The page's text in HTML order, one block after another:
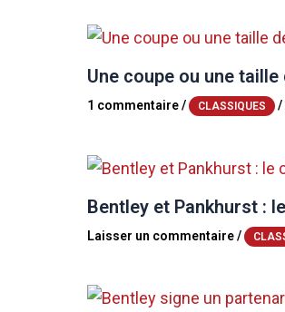
Une coupe ou une
1 commentaire/ CLASSIQUES /
Bentley et Pankhurst :
Laisser un commentaire/